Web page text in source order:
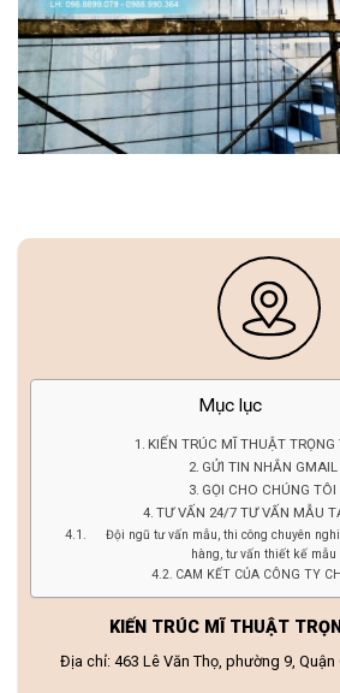
Mục lục
KIẾN TRÚC MĨ THUẬT TRỌNG
GỬI TIN NHẮN GMAIL
GỌI CHO CHÚNG TÔI
TƯ VẤN 24/7 TƯ VẤN MẪU
Đội ngũ tư vấn mẫu, thi công chuyên
hàng, tư vấn thiết kế mẫu
CAM KẾT CỦA CÔNG TY
KIẾN TRÚC MĨ THUẬT
Địa chỉ: 463 Lê Văn Thọ, phường 9, Quận